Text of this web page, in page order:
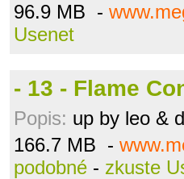
96.9 MB -
Usenet
- 13 - Flame
Popis: up by leo &
166.7 MB -
podobné - zkuste